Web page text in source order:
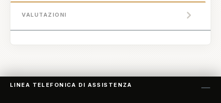
VALUTAZIONI
LINEA TELEFONICA DI ASSISTENZA